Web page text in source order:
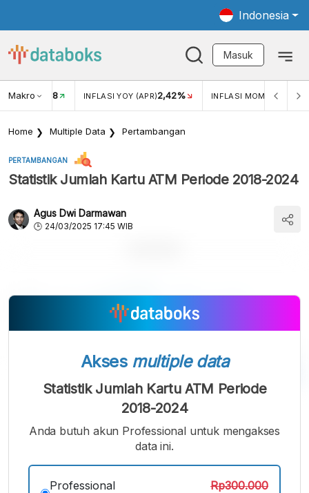
Indonesia
Masuk
Makro
USD/IDR 18 INFLASI YOY (APR)2,42% INFLASI MOM (APR)
Home Multiple Data Pertambangan
PERTAMBANGAN
Statistik Jumlah Kartu ATM Periode 2018-2024
Agus Dwi Darmawan
24/03/2025 17:45 WIB
Font
Kecil
A
Font
Sedang
Font
Besar
Akses multiple data
Statistik Jumlah Kartu ATM Periode
2018-2024
Anda butuh akun Professional untuk mengakses
data ini.
Professional
Rp300.000